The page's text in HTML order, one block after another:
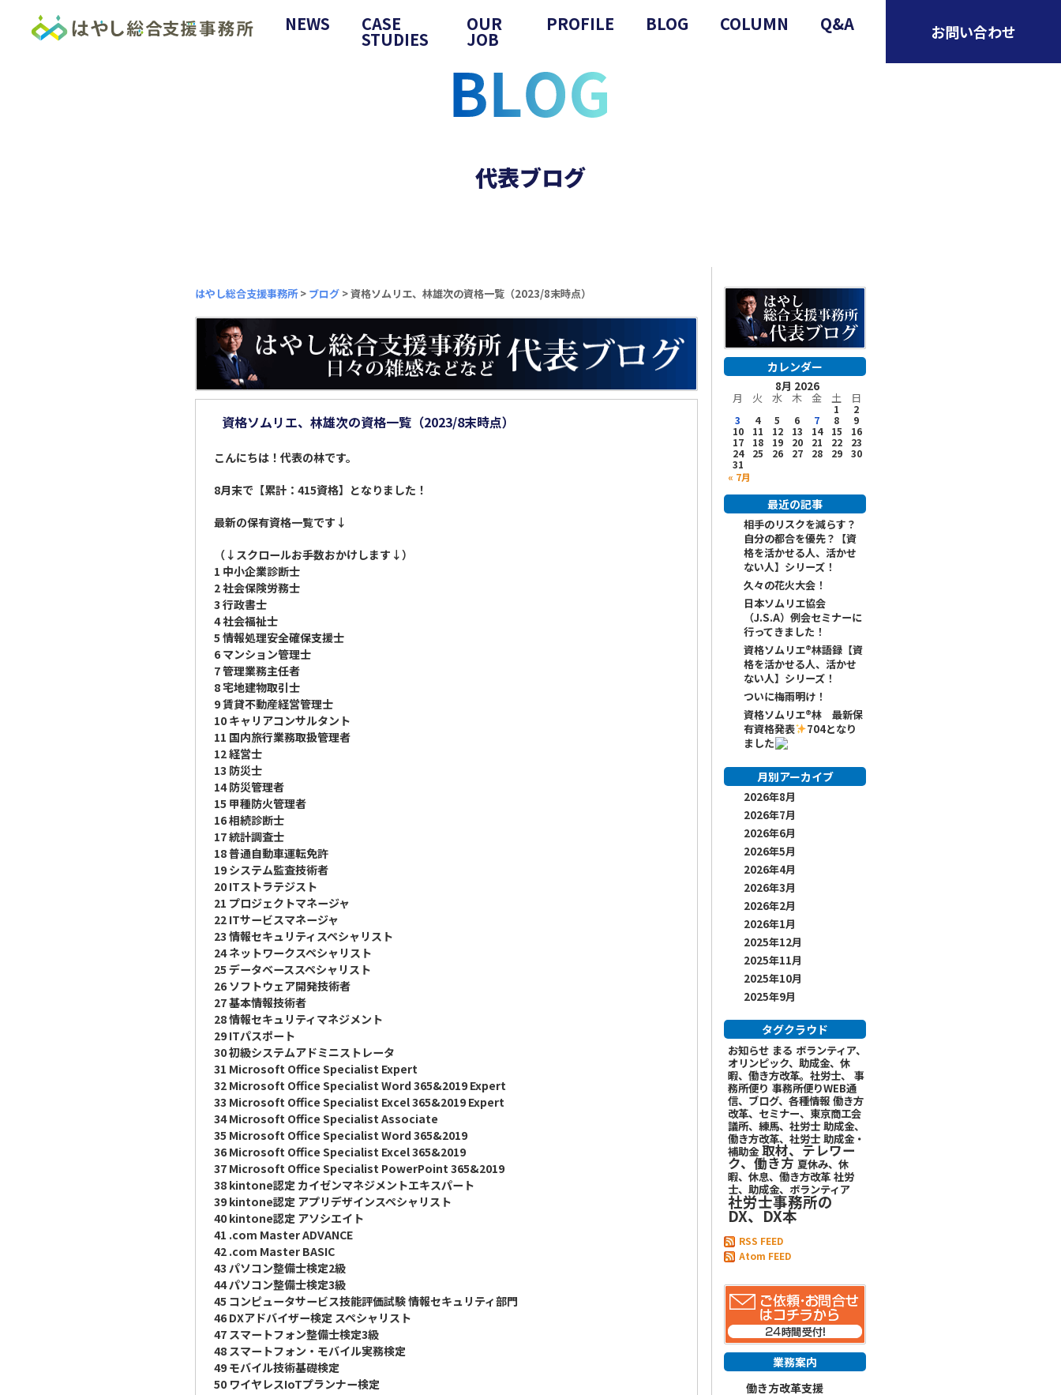
NEWS CASE
STUDIES
OUR
JOB
PROFILE BLOG COLUMN Q&A お問い合わせ
代表ブログ
はやし総合支援事務所> ブログ >資格ソムリエ、林雄次の資格一覧（2023/8末時点）
資格ソムリエ、林雄次の資格一覧（2023/8末時点）
こんにちは！代表の林です。
8月末で【累計：415資格】となりました！
最新の保有資格一覧です↓
（↓スクロールお手数おかけします↓）
1 中小企業診断士
2 社会保険労務士
3 行政書士
4 社会福祉士
5 情報処理安全確保支援士
6 マンション管理士
7 管理業務主任者
8 宅地建物取引士
9 賃貸不動産経営管理士
10 キャリアコンサルタント
11 国内旅行業務取扱管理者
12 経営士
13 防災士
14 防災管理者
15 甲種防火管理者
16 相続診断士
17 統計調査士
18 普通自動車運転免許
19 システム監査技術者
20 ITストラテジスト
21 プロジェクトマネージャ
22 ITサービスマネージャ
23 情報セキュリティスペシャリスト
24 ネットワークスペシャリスト
25 データベーススペシャリスト
26 ソフトウェア開発技術者
27 基本情報技術者
28 情報セキュリティマネジメント
29 ITパスポート
30 初級システムアドミニストレータ
31 Microsoft Office Specialist Expert
32 Microsoft Office Specialist Word 365&2019 Expert
33 Microsoft Office Specialist Excel 365&2019 Expert
34 Microsoft Office Specialist Associate
35 Microsoft Office Specialist Word 365&2019
36 Microsoft Office Specialist Excel 365&2019
37 Microsoft Office Specialist PowerPoint 365&2019
38 kintone認定 カイゼンマネジメントエキスパート
39 kintone認定 アプリデザインスペシャリスト
40 kintone認定 アソシエイト
41 .com Master ADVANCE
42 .com Master BASIC
43 パソコン整備士検定2級
44 パソコン整備士検定3級
45 コンピュータサービス技能評価試験 情報セキュリティ部門
46 DXアドバイザー検定 スペシャリスト
47 スマートフォン整備士検定3級
48 スマートフォン・モバイル実務検定
49 モバイル技術基礎検定
50 ワイヤレスIoTプランナー検定
カレンダー
8月 2026
月 火 水 木 金 土 日
« 7月
1
2
3
4 5 6 7 8
9
10
11 12 13 14 15
16
17
18 19 20 21 22
23
24
25 26 27 28 29
30
31
最近の記事
相手のリスクを減らす？
自分の都合を優先？【資
格を活かせる人、活かせ
ない人】シリーズ！
久々の花火大会！
日本ソムリエ協会
（J.S.A）例会セミナーに
行ってきました！
資格ソムリエ®️林語録【資
格を活かせる人、活かせ
ない人】シリーズ！
ついに梅雨明け！
資格ソムリエ®️林 最新保
有資格発表
704となり
ました
月別アーカイブ
2026年8月
2026年7月
2026年6月
2026年5月
2026年4月
2026年3月
2026年2月
2026年1月
2025年12月
2025年11月
2025年10月
2025年9月
タグクラウド
お知らせ まる ボランティア、
オリンピック、助成金、休
暇、働き方改革。社労士、
事
務所便り 事務所便りWEB通
信、ブログ、各種情報 働き方
改革、セミナー、東京商工会
議所、練馬、社労士 助成金、
働き方改革、社労士 助成金・
補助金 取材、テレワー
ク、働き方 夏休み、休
暇、休息、働き方改革 社労
士、助成金、ボランティア
社労士事務所の
DX、DX本
RSS FEED
Atom FEED
業務案内
働き方改革支援